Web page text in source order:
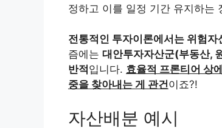
정하고 이를 일정 기간 유지하는
전통적인 투자이론에서는 위험
즘에는 대안투자자산군(부동산,
반적 입니다. 효율적 프론티어 상
중을 찾아내는 게 관건이죠?!
자산배분 예시